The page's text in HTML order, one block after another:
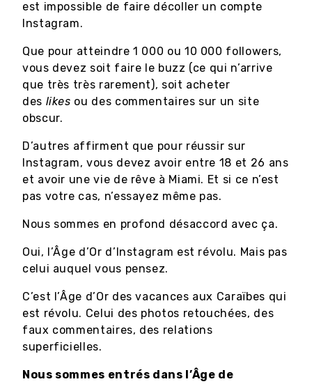
est impossible de faire décoller un compte
Instagram.
Que pour atteindre 1 000 ou 10 000 followers,
vous devez soit faire le buzz (ce qui n’arrive
que très très rarement), soit acheter
des likes ou des commentaires sur un site
obscur.
D’autres affirment que pour réussir sur
Instagram, vous devez avoir entre 18 et 26 ans
et avoir une vie de rêve à Miami. Et si ce n’est
pas votre cas, n’essayez même pas.
Nous sommes en profond désaccord avec ça.
Oui, l’Âge d’Or d’Instagram est révolu. Mais pas
celui auquel vous pensez.
C’est l’Âge d’Or des vacances aux Caraïbes qui
est révolu. Celui des photos retouchées, des
faux commentaires, des relations
superficielles.
Nous sommes entrés dans l’Âge de